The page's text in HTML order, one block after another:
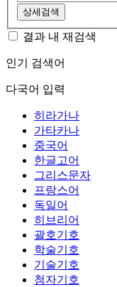
상세검색
결과 내 재검색
인기 검색어
다국어 입력
히라가나
가타카나
중국어
한글고어
그리스문자
프랑스어
독일어
히브리어
괄호기호
학술기호
기술기호
첨자기호